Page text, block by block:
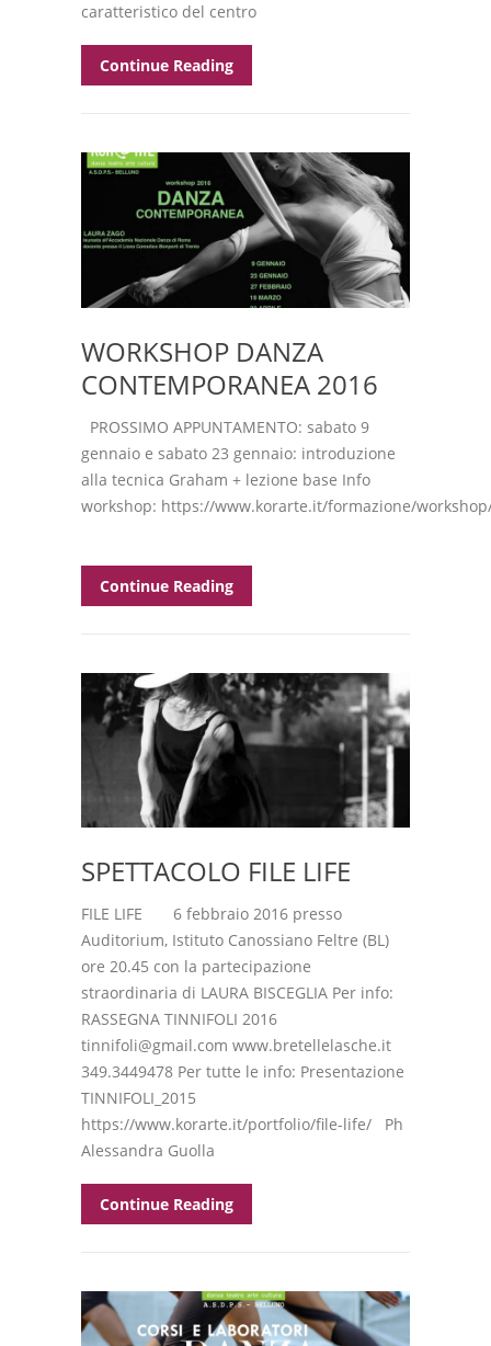
caratteristico del centro
Continue Reading
WORKSHOP DANZA
CONTEMPORANEA 2016
PROSSIMO APPUNTAMENTO: sabato 9
gennaio e sabato 23 gennaio: introduzione
alla tecnica Graham + lezione base Info
workshop: https://www.korarte.it/formazione/
Continue Reading
SPETTACOLO FILE LIFE
FILE LIFE 6 febbraio 2016 presso
Auditorium, Istituto Canossiano Feltre (BL)
ore 20.45 con la partecipazione
straordinaria di LAURA BISCEGLIA Per info:
RASSEGNA TINNIFOLI 2016
tinnifoli@gmail.com www.bretellelasche.it
349.3449478 Per tutte le info: Presentazione
TINNIFOLI_2015
https://www.korarte.it/portfolio/file-life/ Ph
Alessandra Guolla
Continue Reading